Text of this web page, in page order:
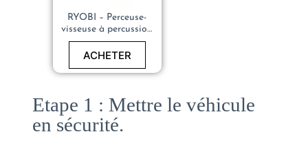
RYOBI – Perceuse-
visseuse à percussion
sur batterie
ACHETER
Etape 1 : Mettre le véhicule
en sécurité.